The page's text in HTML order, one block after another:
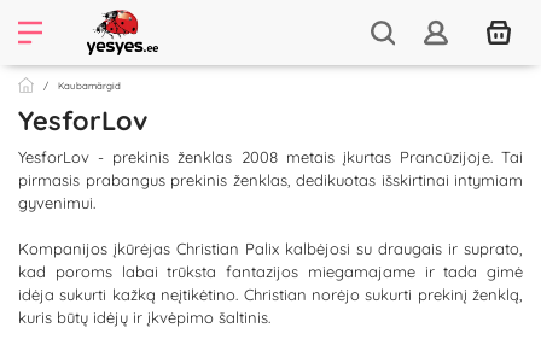
Kaubamärgid
YesforLov
YesforLov - prekinis ženklas 2008 metais įkurtas Prancūzijoje. Tai
pirmasis prabangus prekinis ženklas, dedikuotas išskirtinai intymiam
gyvenimui.
Kompanijos įkūrėjas Christian Palix kalbėjosi su draugais ir suprato,
kad poroms labai trūksta fantazijos miegamajame ir tada gimė
idėja sukurti kažką neįtikėtino. Christian norėjo sukurti prekinį ženklą,
kuris būtų idėjų ir įkvėpimo šaltinis.